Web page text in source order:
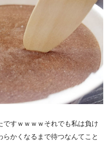
ですｗｗｗｗそれでも私は負け
かくなるまで待つなんてこと